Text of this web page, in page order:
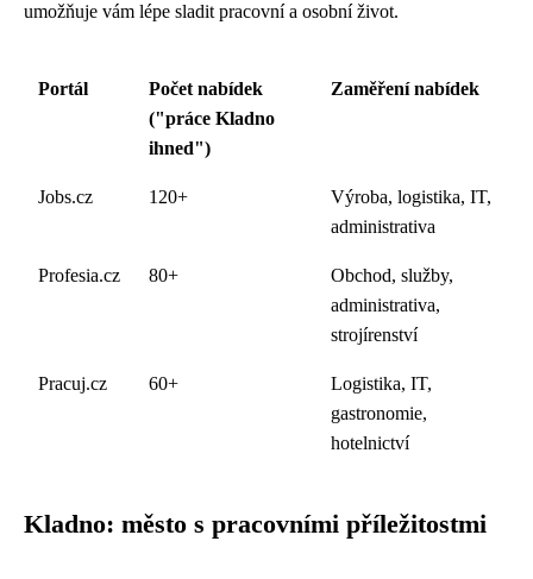
umožňuje vám lépe sladit pracovní a osobní život.
Portál
Počet nabídek
("práce Kladno
ihned")
Zaměření nabídek
Jobs.cz 120+
Výroba, logistika, IT,
administrativa
Profesia.cz 80+
Obchod, služby,
administrativa,
strojírenství
Pracuj.cz 60+
Logistika, IT,
gastronomie,
hotelnictví
Kladno: město s pracovními příležitostmi